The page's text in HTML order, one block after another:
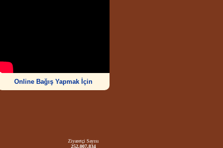
Online Bağış Yapmak İçin
Ziyaretçi Sayısı
252.007.834